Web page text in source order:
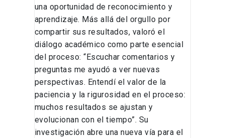
una oportunidad de reconocimiento y
aprendizaje. Más allá del orgullo por
compartir sus resultados, valoró el
diálogo académico como parte esencial
del proceso: “Escuchar comentarios y
preguntas me ayudó a ver nuevas
perspectivas. Entendí el valor de la
paciencia y la rigurosidad en el proceso:
muchos resultados se ajustan y
evolucionan con el tiempo”. Su
investigación abre una nueva vía para el